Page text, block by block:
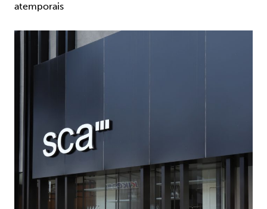
atemporais